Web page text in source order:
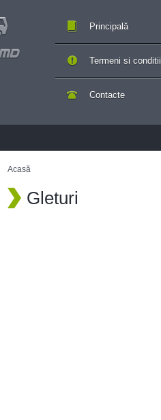
Principală
Contacte
Termeni si conditii
Acasă
Gleturi